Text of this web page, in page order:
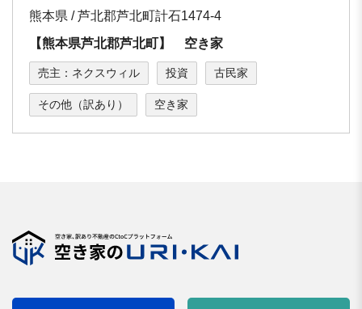
熊本県 / 芦北郡芦北町計石1474-4
【熊本県芦北郡芦北町】 空き家
売主：ネクスウィル 投資 古民家
その他（訳あり） 空き家